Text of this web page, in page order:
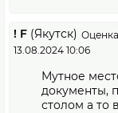
! F (Якутск)
13.08.2024 10:06
Мутное
документы,
столом а то